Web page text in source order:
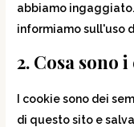
abbiamo
informiamo sull'uso
2. Cosa sono
I cookie sono dei
di questo sito e